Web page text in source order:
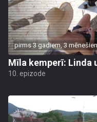
pirms 3 gadiem, 3
Mīla kemperī: Linda
10. epizode